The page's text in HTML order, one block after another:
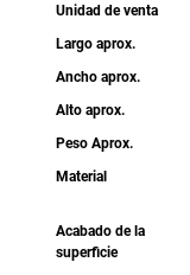
Unidad de venta
Largo aprox.
Ancho aprox.
Alto aprox.
Peso Aprox.
Material
Acabado de la
superficie